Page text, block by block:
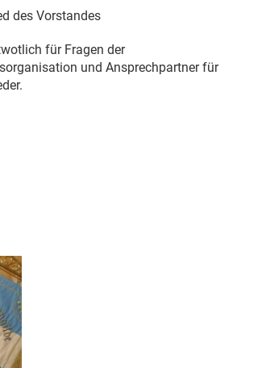
des Vorstandes
für Fragen der
und Ansprechpartner für